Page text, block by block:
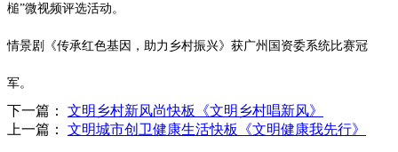
槌”微视频评选活动。
情景剧《传承红色基因，助力乡村振兴》获广州国资委系统比赛冠
军。
下一篇：
文明乡村新风尚快板《文明乡村唱新风》
上一篇：
文明城市创卫健康生活快板《文明健康我先行》